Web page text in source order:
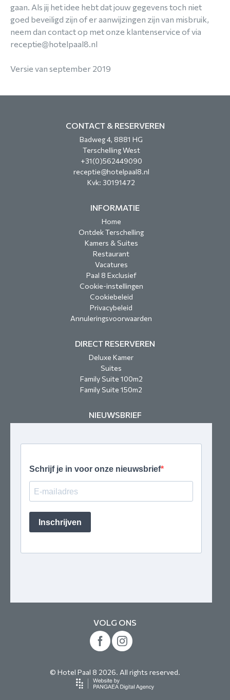
gaan. Als jij het idee hebt dat jouw gegevens toch niet
goed beveiligd zijn of er aanwijzingen zijn van misbruik,
neem dan contact op met onze klantenservice of via
receptie@hotelpaal8.nl
Versie van september 2019
CONTACT & RESERVEREN
Badweg 4, 8881 HG
Terschelling West
+31(0)562449090
receptie@hotelpaal8.nl
Kvk: 30191472
INFORMATIE
Home
Ontdek Terschelling
Kamers & Suites
Restaurant
Vacatures
Paal 8 Exclusief
Cookie-instellingen
Cookiebeleid
Privacybeleid
Annuleringsvoorwaarden
DIRECT RESERVEREN
Deluxe Kamer
Suites
Family Suite 100m2
Family Suite 150m2
NIEUWSBRIEF
VOLG ONS
© Hotel Paal 8 2026. All rights reserved.